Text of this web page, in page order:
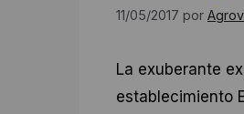
11/05/2017 por
La exuberante
establecimiento